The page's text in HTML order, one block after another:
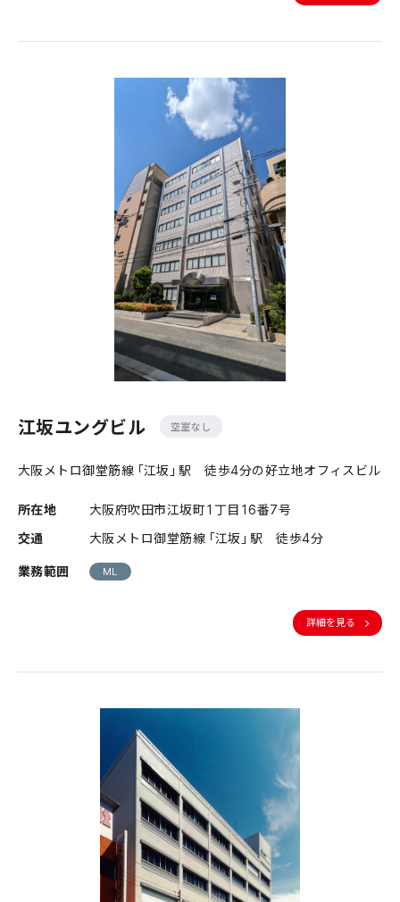
江坂ユングビル 空室なし
大阪メトロ御堂筋線「江坂」駅 徒歩4分の好立地オフィスビル
所在地
大阪府吹田市江坂町1丁目16番7号
交通
大阪メトロ御堂筋線「江坂」駅 徒歩4分
業務範囲
ML
詳細を見る